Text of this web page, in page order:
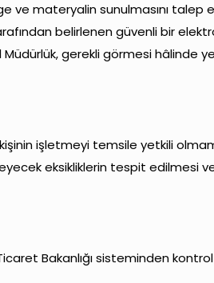
materyalin sunulmasını talep
belirlenen güvenli bir
gerekli görmesi hâlinde
işletmeyi temsile yetkili
eksikliklerin tespit edilmesi
Bakanlığı sisteminden kontrol